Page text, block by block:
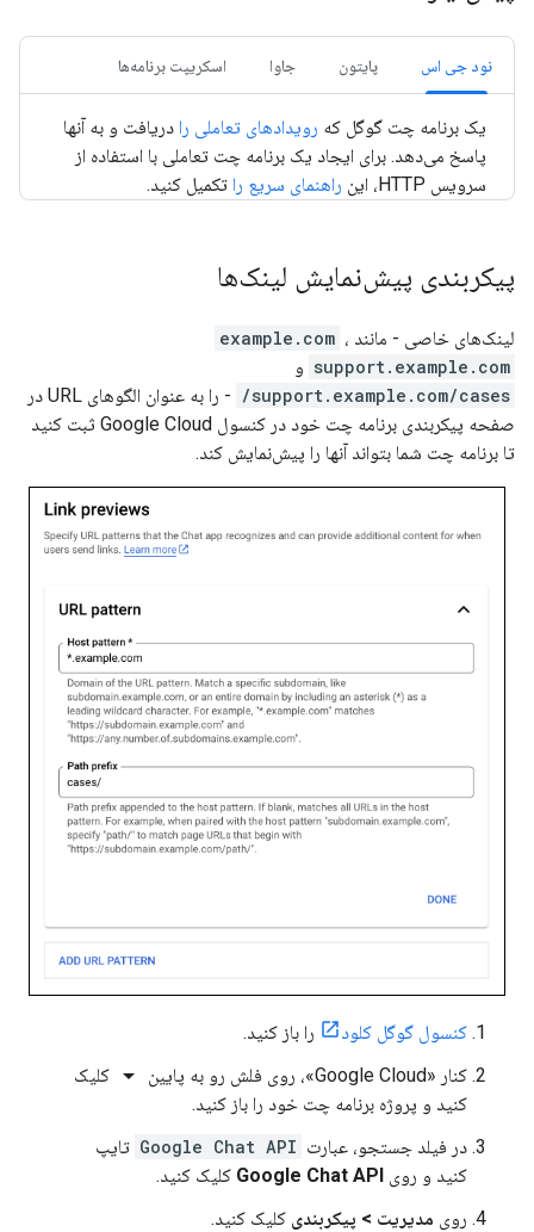
نود جی اس پایتون جاوا اسکریپت برنامه‌ها
یک برنامه چت گوگل که رویدادهای تعاملی را دریافت و به آنها
پاسخ می‌دهد. برای ایجاد یک برنامه چت تعاملی با استفاده از
سرویس HTTP، این
راهنمای سریع را تکمیل کنید.
پیکربندی پیش‌نمایش لینک‌ها
لینک‌های خاصی - مانند example.com ،
support.example.com و
support.example.com/cases/
- را به عنوان الگوهای URL در
صفحه پیکربندی برنامه چت خود در کنسول Google Cloud ثبت کنید
تا برنامه چت شما بتواند آنها را پیش‌نمایش کند.
کنسول گوگل کلود
را باز کنید.
کنار «Google Cloud»، روی فلش رو به پایین
arrow_drop_down کلیک
کنید و پروژه برنامه چت خود را باز کنید.
در فیلد جستجو، عبارت Google Chat API تایپ
کنید و روی Google Chat API کلیک کنید.
روی مدیریت > پیکربندی کلیک کنید.